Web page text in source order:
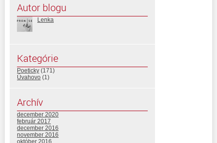
Autor blogu
Lenka
Kategórie
Poeticky (171)
Úvahovo (1)
Archív
december 2020
február 2017
december 2016
november 2016
október 2016